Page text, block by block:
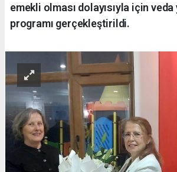
emekli olması dolayısıyla için veda
programı gerçekleştirildi.